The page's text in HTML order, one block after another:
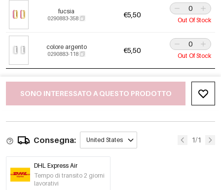
fucsia
0290883-358 €5,50
Out Of Stock
colore argento
0290883-118 €5,50
Out Of Stock
SONO INTERESSATO A QUESTO PRODOTTO
Consegna: United States 1/1
DHL Express Air
Tempo di transito 2 giorni
lavorativi